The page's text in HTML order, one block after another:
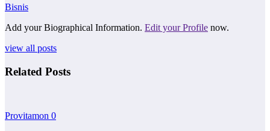
Bisnis
Add your Biographical Information. Edit your Profile now.
view all posts
Related Posts
Provitamon 0